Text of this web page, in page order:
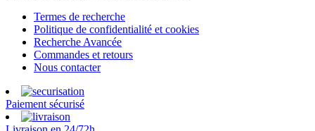
Termes de recherche
Politique de confidentialité et cookies
Recherche Avancée
Commandes et retours
Nous contacter
Paiement sécurisé